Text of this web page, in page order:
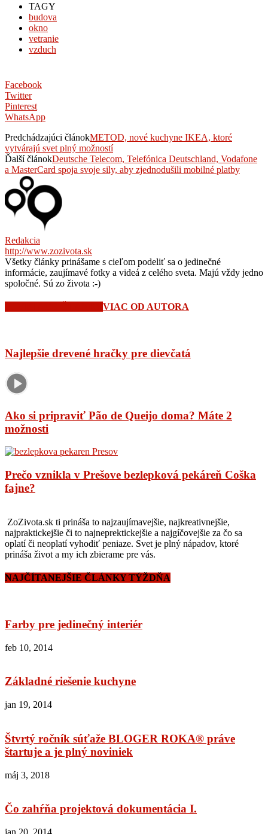
TAGY
budova
okno
vetranie
vzduch
Facebook
Twitter
Pinterest
WhatsApp
Predchádzajúci článokMETOD, nové kuchyne IKEA, ktoré
vytvárajú svet plný možností
Ďalší článokDeutsche Telecom, Telefónica Deutschland, Vodafone
a MasterCard spoja svoje sily, aby zjednodušili mobilné platby
Redakcia
http://www.zozivota.sk
Všetky články prinášame s cieľom podeliť sa o jedinečné
informácie, zaujímavé fotky a videá z celého sveta. Majú vždy jedno
spoločné. Sú zo života :-)
VIAC OD AUTORA
Najlepšie drevené hračky pre dievčatá
Ako si pripraviť Pão de Queijo doma? Máte 2
možnosti
Prečo vznikla v Prešove bezlepková pekáreň Coška
fajne?
ZoZivota.sk ti prináša to najzaujímavejšie, najkreativnejšie,
najpraktickejšie či to najneprektickejšie a najgíčovejšie za čo sa
oplatí či neoplatí vyhodiť peniaze. Svet je plný nápadov, ktoré
prináša život a my ich zbierame pre vás.
NAJČÍTANEJŠIE ČLÁNKY TÝŽDŇA
Farby pre jedinečný interiér
feb 10, 2014
Základné riešenie kuchyne
jan 19, 2014
Štvrtý ročník súťaže BLOGER ROKA® práve
štartuje a je plný noviniek
máj 3, 2018
Čo zahŕňa projektová dokumentácia I.
jan 20, 2014